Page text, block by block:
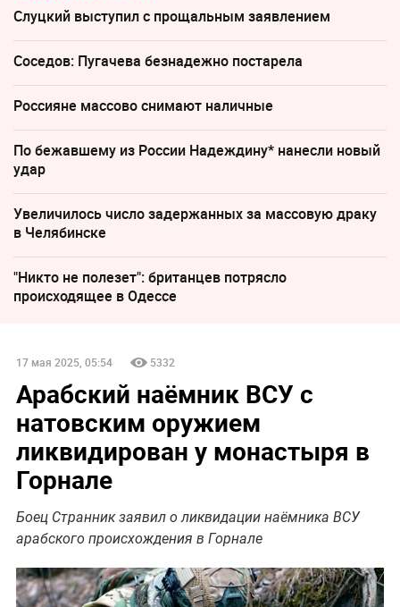
Слуцкий выступил с прощальным заявлением
Соседов: Пугачева безнадежно постарела
Россияне массово снимают наличные
По бежавшему из России Надеждину* нанесли новый
удар
Увеличилось число задержанных за массовую драку
в Челябинске
"Никто не полезет": британцев потрясло
происходящее в Одессе
17 мая 2025, 05:54 5332
Арабский наёмник ВСУ с
натовским оружием
ликвидирован у монастыря в
Горнале
Боец Странник заявил о ликвидации наёмника ВСУ
арабского происхождения в Горнале